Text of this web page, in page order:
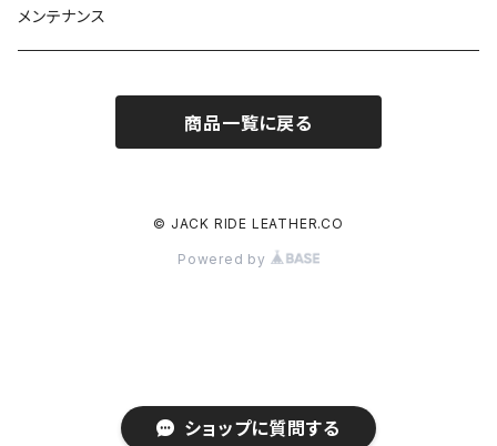
ショップに質問する
メンテナンス
商品一覧に戻る
© JACK RIDE LEATHER.CO
Powered by